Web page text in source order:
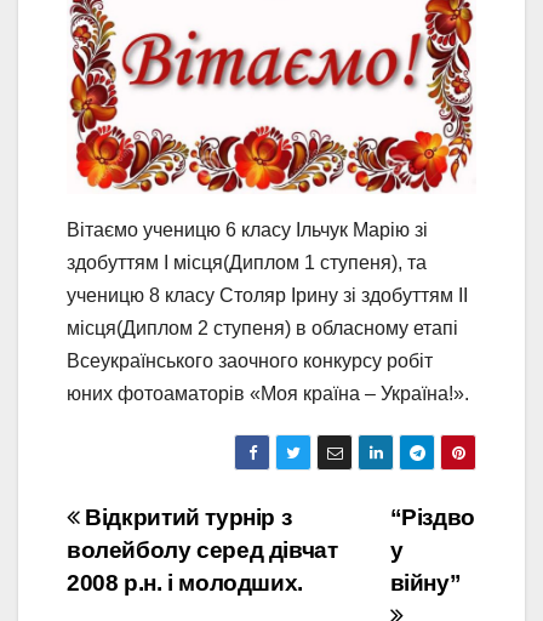
Вітаємо ученицю 6 класу Ільчук Марію зі
здобуттям І місця(Диплом 1 ступеня), та
ученицю 8 класу Столяр Ірину зі здобуттям ІІ
місця(Диплом 2 ступеня) в обласному етапі
Всеукраїнського заочного конкурсу робіт
юних фотоаматорів «Моя країна – Україна!».
Навігація
записів
“Різдво
у
війну”
Відкритий турнір з
волейболу серед дівчат
2008 р.н. і молодших.